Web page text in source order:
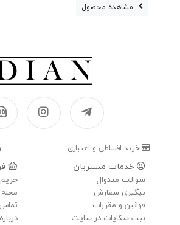
مشاهده محصول
خرید اقساطی و اعتباری
خدمات مشتریان
سوالات متدوال
پیگیری سفارش
قوانین و مقررات
ثبت شکایات در سایت